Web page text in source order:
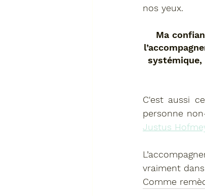
nos yeux.
Ma
systémique,
C'est aussi
personne
Justus
vraiment
Comme